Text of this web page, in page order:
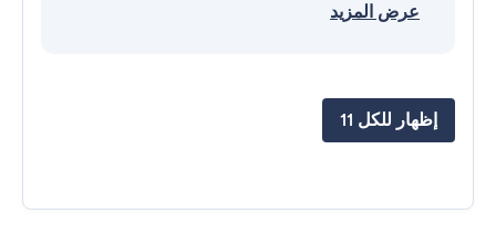
عرض المزيد
إظهار للكل 11